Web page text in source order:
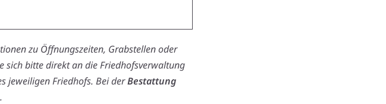
zu Öffnungszeiten, Grabstellen oder
sich bitte direkt an die Friedhofsverwaltung
jeweiligen Friedhofs. Bei derBestattung